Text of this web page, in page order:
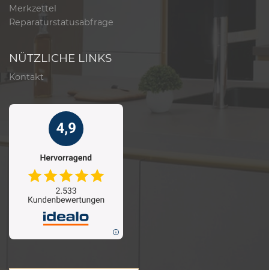
Merkzettel
Reparaturstatusabfrage
NÜTZLICHE LINKS
Kontakt